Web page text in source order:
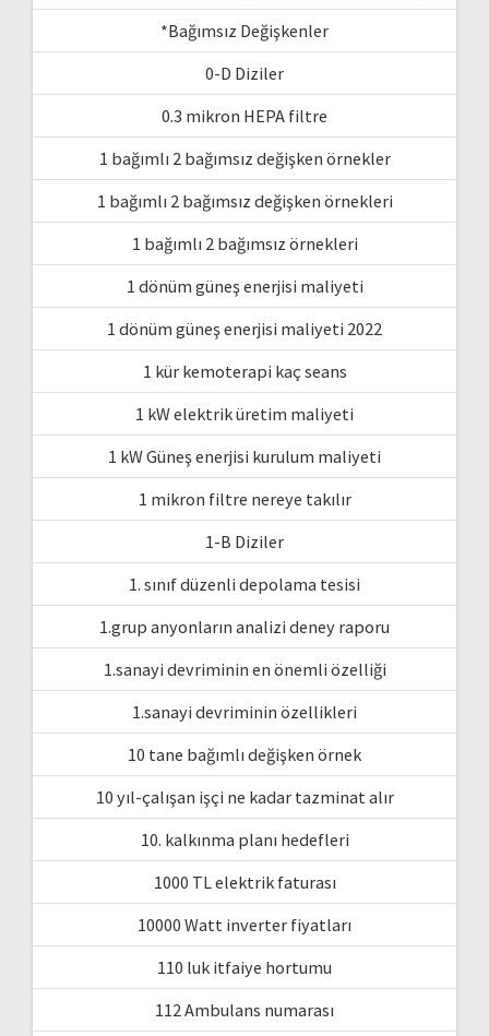
*Bağımsız Değişkenler
0-D Diziler
0.3 mikron HEPA filtre
1 bağımlı 2 bağımsız değişken örnekler
1 bağımlı 2 bağımsız değişken örnekleri
1 bağımlı 2 bağımsız örnekleri
1 dönüm güneş enerjisi maliyeti
1 dönüm güneş enerjisi maliyeti 2022
1 kür kemoterapi kaç seans
1 kW elektrik üretim maliyeti
1 kW Güneş enerjisi kurulum maliyeti
1 mikron filtre nereye takılır
1-B Diziler
1. sınıf düzenli depolama tesisi
1.grup anyonların analizi deney raporu
1.sanayi devriminin en önemli özelliği
1.sanayi devriminin özellikleri
10 tane bağımlı değişken örnek
10 yıl-çalışan işçi ne kadar tazminat alır
10. kalkınma planı hedefleri
1000 TL elektrik faturası
10000 Watt inverter fiyatları
110 luk itfaiye hortumu
112 Ambulans numarası